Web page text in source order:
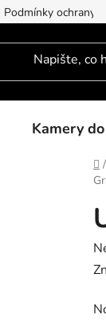
Podmínky ochrany
Kamery
/
je